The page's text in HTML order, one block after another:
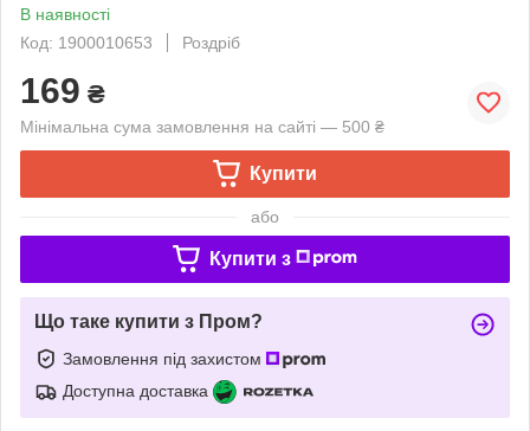
В наявності
Код: 1900010653
Роздріб
169 ₴
Мінімальна сума замовлення на сайті — 500 ₴
Купити
або
Купити з
Що таке купити з Пром?
Замовлення під захистом
Доступна доставка